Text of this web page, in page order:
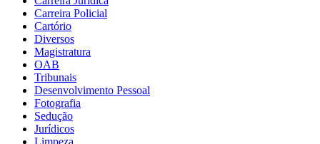
Carreira Policial
Cartório
Diversos
Magistratura
OAB
Tribunais
Desenvolvimento Pessoal
Fotografia
Sedução
Jurídicos
Limpeza